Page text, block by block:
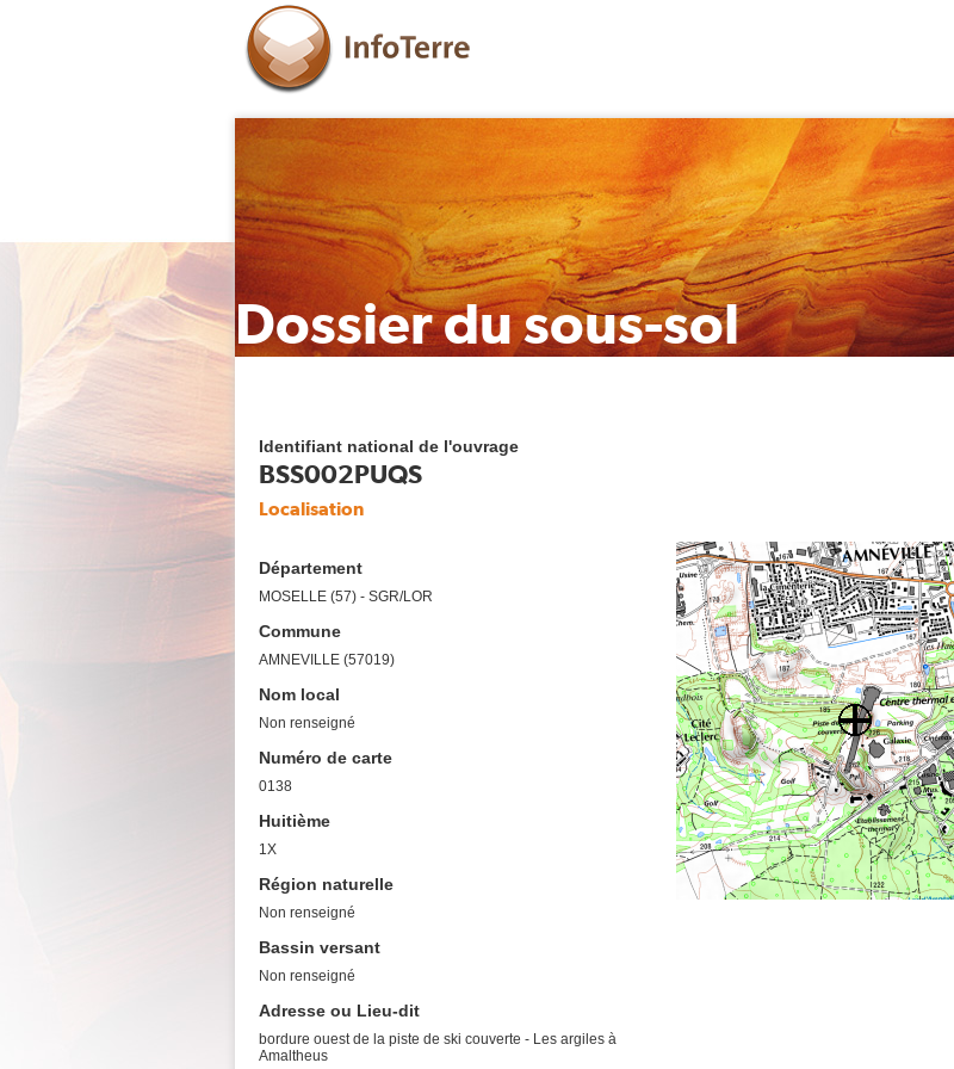
Dossier du sous-sol
Identifiant national de l'ouvrage
BSS002PUQS
Localisation
Département
MOSELLE (57) - SGR/LOR
Commune
AMNEVILLE (57019)
Nom local
Non renseigné
Numéro de carte
0138
Huitième
1X
Région naturelle
Non renseigné
Bassin versant
Non renseigné
Adresse ou Lieu-dit
bordure ouest de la piste de ski couverte - Les argiles à
Amaltheus